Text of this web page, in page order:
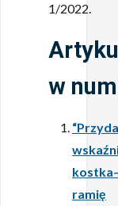
1/2022.
w
ramię